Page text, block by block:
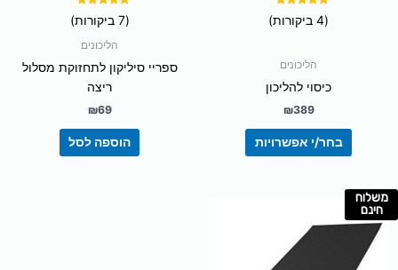
5.00
(4 ביקורות)
הליכונים
כיסוי להליכון
₪389
בחר/י אפשרויות
המוצר
5.00
(7 ביקורות)
הליכונים
ספריי סיליקון לתחזוקת מסלול
ריצה
₪69
הוספה לסל
משלוח
חינם